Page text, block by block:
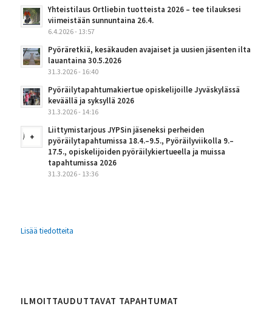
Yhteistilaus Ortliebin tuotteista 2026 – tee tilauksesi
viimeistään sunnuntaina 26.4.
6.4.2026 - 13:57
Pyöräretkiä, kesäkauden avajaiset ja uusien jäsenten ilta
lauantaina 30.5.2026
31.3.2026 - 16:40
Pyöräilytapahtumakiertue opiskelijoille Jyväskylässä
keväällä ja syksyllä 2026
31.3.2026 - 14:16
Liittymistarjous JYPSin jäseneksi perheiden
pyöräilytapahtumissa 18.4.–9.5., Pyöräilyviikolla 9.–
17.5., opiskelijoiden pyöräilykiertueella ja muissa
tapahtumissa 2026
31.3.2026 - 13:36
Lisää tiedotteita
ILMOITTAUDUTTAVAT TAPAHTUMAT